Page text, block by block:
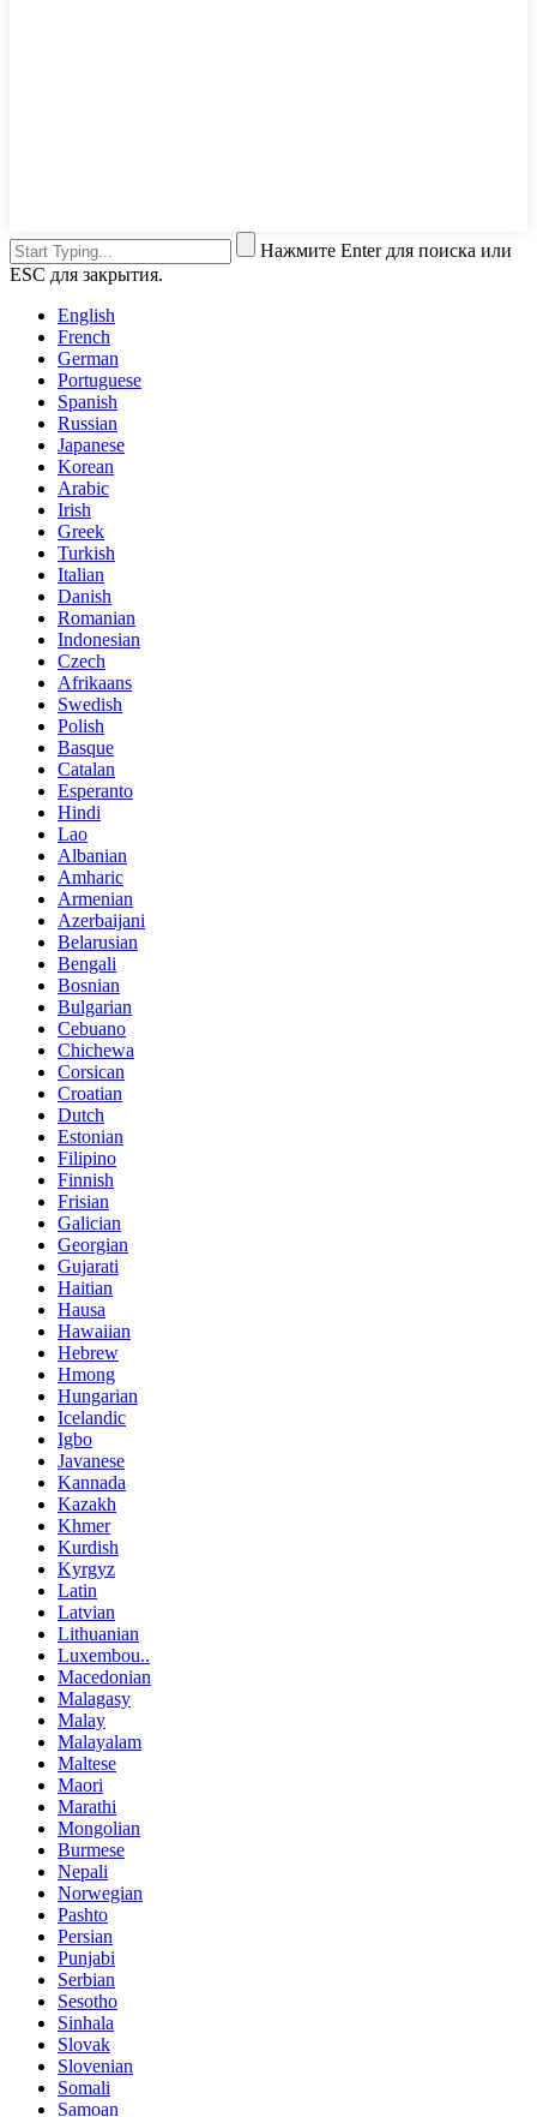
Нажмите Enter для поиска или
ESC для закрытия.
English
French
German
Portuguese
Spanish
Russian
Japanese
Korean
Arabic
Irish
Greek
Turkish
Italian
Danish
Romanian
Indonesian
Czech
Afrikaans
Swedish
Polish
Basque
Catalan
Esperanto
Hindi
Lao
Albanian
Amharic
Armenian
Azerbaijani
Belarusian
Bengali
Bosnian
Bulgarian
Cebuano
Chichewa
Corsican
Croatian
Dutch
Estonian
Filipino
Finnish
Frisian
Galician
Georgian
Gujarati
Haitian
Hausa
Hawaiian
Hebrew
Hmong
Hungarian
Icelandic
Igbo
Javanese
Kannada
Kazakh
Khmer
Kurdish
Kyrgyz
Latin
Latvian
Lithuanian
Luxembou..
Macedonian
Malagasy
Malay
Malayalam
Maltese
Maori
Marathi
Mongolian
Burmese
Nepali
Norwegian
Pashto
Persian
Punjabi
Serbian
Sesotho
Sinhala
Slovak
Slovenian
Somali
Samoan